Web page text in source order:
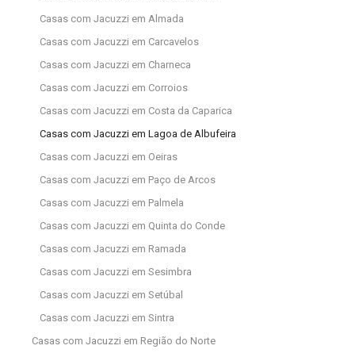
Casas com Jacuzzi em Almada
Casas com Jacuzzi em Carcavelos
Casas com Jacuzzi em Charneca
Casas com Jacuzzi em Corroios
Casas com Jacuzzi em Costa da Caparica
Casas com Jacuzzi em Lagoa de Albufeira
Casas com Jacuzzi em Oeiras
Casas com Jacuzzi em Paço de Arcos
Casas com Jacuzzi em Palmela
Casas com Jacuzzi em Quinta do Conde
Casas com Jacuzzi em Ramada
Casas com Jacuzzi em Sesimbra
Casas com Jacuzzi em Setúbal
Casas com Jacuzzi em Sintra
Casas com Jacuzzi em Região do Norte